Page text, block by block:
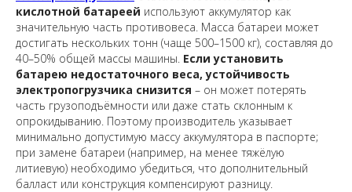
кислотной батареей используют аккумулятор как
значительную часть противовеса. Масса батареи может
достигать нескольких тонн (чаще 500–1500 кг), составляя до
40–50% общей массы машины. Если установить
батарею недостаточного веса, устойчивость
электропогрузчика снизится – он может потерять
часть грузоподъёмности или даже стать склонным к
опрокидыванию. Поэтому производитель указывает
минимально допустимую массу аккумулятора в паспорте;
при замене батареи (например, на менее тяжёлую
литиевую) необходимо убедиться, что дополнительный
балласт или конструкция компенсируют разницу.